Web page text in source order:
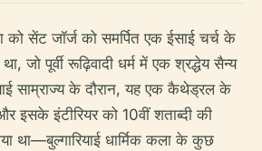
को सेंट जॉर्ज को समर्पित एक ईसाई चर्च के
जो पूर्वी रूढ़िवादी धर्म में एक श्रद्धेय सैन्य
साम्राज्य के दौरान, यह एक कैथेड्रल के
इसके इंटीरियर को 10वीं शताब्दी की
था—बुल्गारियाई धार्मिक कला के कुछ